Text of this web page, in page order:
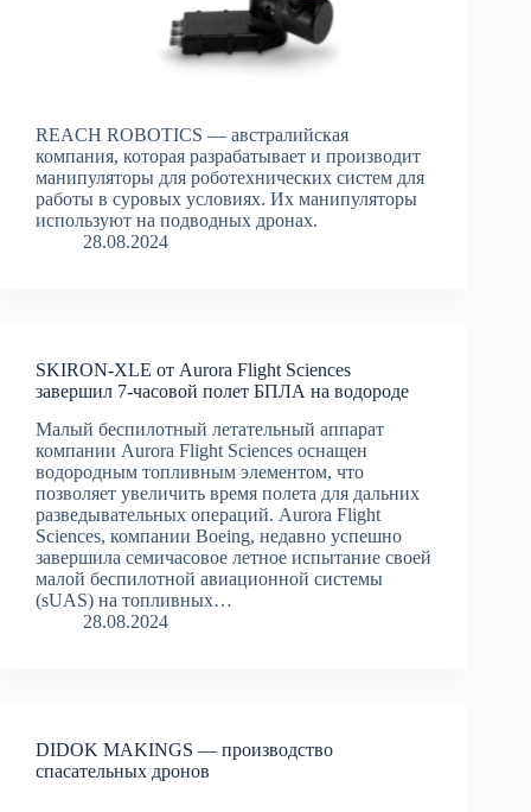
REACH ROBOTICS — австралийская
компания, которая разрабатывает и производит
манипуляторы для роботехнических систем для
работы в суровых условиях. Их манипуляторы
используют на подводных дронах.
28.08.2024
SKIRON-XLE от Aurora Flight Sciences
завершил 7-часовой полет БПЛА на водороде
Малый беспилотный летательный аппарат
компании Aurora Flight Sciences оснащен
водородным топливным элементом, что
позволяет увеличить время полета для дальних
разведывательных операций. Aurora Flight
Sciences, компании Boeing, недавно успешно
завершила семичасовое летное испытание своей
малой беспилотной авиационной системы
(sUAS) на топливных…
28.08.2024
DIDOK MAKINGS — производство
спасательных дронов